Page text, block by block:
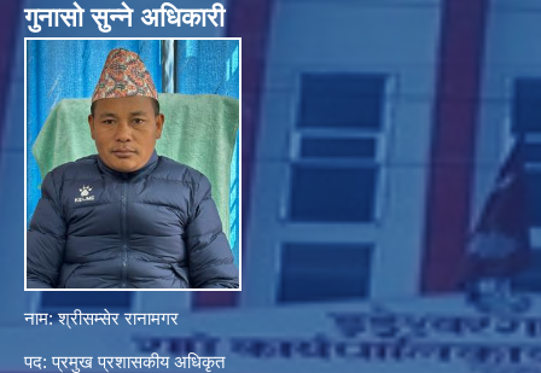
गुनासाे सुन्ने अधिकारी
नाम: श्रीसम्सेर रानामगर
पद: प्रमुख प्रशासकीय अधिकृत